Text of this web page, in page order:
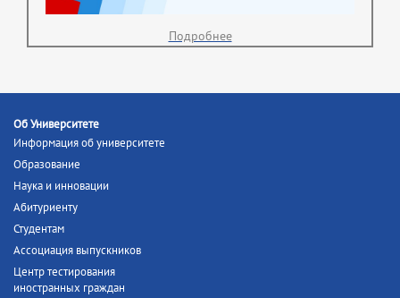
Подробнее
Об Университете
Информация об университете
Образование
Наука и инновации
Абитуриенту
Студентам
Ассоциация выпускников
Центр тестирования
иностранных граждан